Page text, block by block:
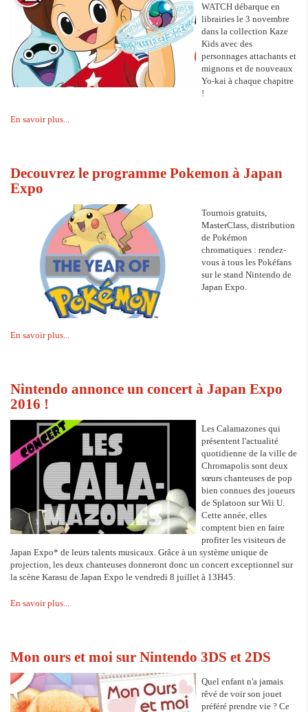
WATCH débarque en
librairies le 3 novembre
dans la collection Kaze
Kids avec des
personnages attachants et
mignons et de nouveaux
Yo-kai à chaque chapitre
!
En savoir plus...
Decouvrez le programme Pokemon à Japan
Expo
Tournois gratuits,
MasterClass, distribution
de Pokémon
chromatiques : rendez-
vous à tous les Pokéfans
sur le stand Nintendo de
Japan Expo.
En savoir plus...
Nintendo annonce un concert à Japan Expo
2016 !
Les Calamazones qui
présentent l'actualité
quotidienne de la ville de
Chromapolis sont deux
sœurs chanteuses de pop
bien connues des joueurs
de Splatoon sur Wii U.
Cette année, elles
comptent bien en faire
profiter les visiteurs de
Japan Expo* de leurs talents musicaux. Grâce à un système unique de
projection, les deux chanteuses donneront donc un concert exceptionnel sur
la scène Karasu de Japan Expo le vendredi 8 juillet à 13H45.
En savoir plus...
Mon ours et moi sur Nintendo 3DS et 2DS
Quel enfant n'a jamais
rêvé de voir son jouet
préféré prendre vie ? Ce